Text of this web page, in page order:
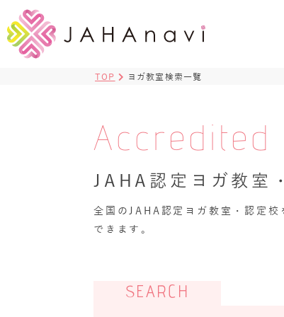
TOP ヨガ教室検索一覧
Accredited
JAHA認定ヨガ教室
全国のJAHA認定ヨガ教室・認定
できます。
SEARCH